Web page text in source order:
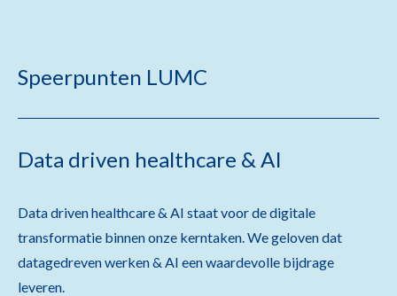
Speerpunten LUMC
Data driven healthcare & AI
Data driven healthcare & AI staat voor de digitale
transformatie binnen onze kerntaken. We geloven dat
datagedreven werken & AI een waardevolle bijdrage
leveren.